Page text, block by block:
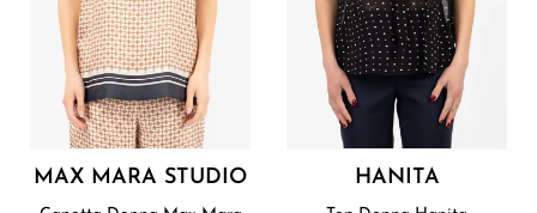
MAX MARA STUDIO HANITA